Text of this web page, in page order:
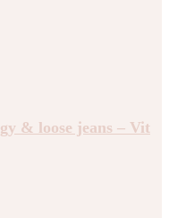
& loose jeans – Vit